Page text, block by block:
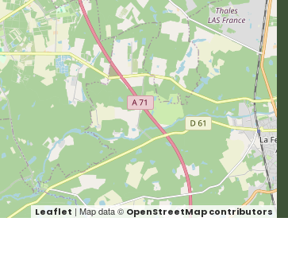
Leaflet | Map data © OpenStreetMap contributors